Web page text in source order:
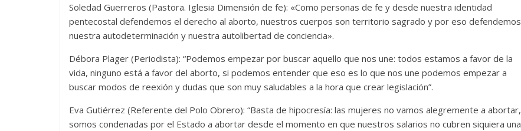
Soledad Guerreros (Pastora. Iglesia Dimensión de fe): «Como personas de fe y desde nuestra identidad
pentecostal defendemos el derecho al aborto, nuestros cuerpos son territorio sagrado y por eso defendemos
nuestra autodeterminación y nuestra autolibertad de conciencia».
Débora Plager (Periodista): “Podemos empezar por buscar aquello que nos une: todos estamos a favor de la
vida, ninguno está a favor del aborto, si podemos entender que eso es lo que nos une podemos empezar a
buscar modos de reexión y dudas que son muy saludables a la hora que crear legislación”.
Eva Gutiérrez (Referente del Polo Obrero): “Basta de hipocresía: las mujeres no vamos alegremente a abortar,
somos condenadas por el Estado a abortar desde el momento en que nuestros salarios no cubren siquiera una